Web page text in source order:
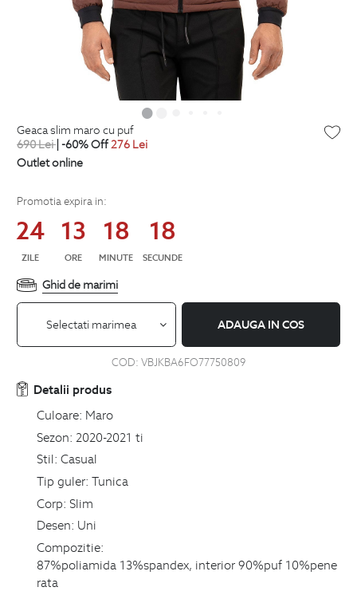
geaca slim maro cu puf
690Lei| -60% Off276 Lei
Outlet online
Promotia expira in:
24
ZILE
13
ORE
18
MINUTE
18
SECUNDE
Ghid de marimi
Selectati marimea ADAUGA IN COS
COD: VBJKBA6FO77750809
Detalii produs
Culoare: Maro
Sezon: 2020-2021 ti
Stil: Casual
Tip guler: Tunica
Corp: Slim
Desen: Uni
Compozitie:
87%poliamida 13%spandex, interior 90%puf 10%pene
rata